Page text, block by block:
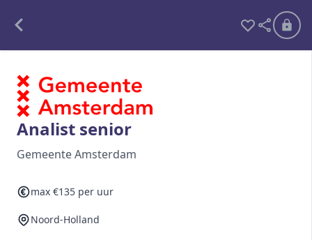
Freelance
Detachering
Interim opdrachten statistiek
Analist senior
Gemeente Amsterdam
max €135 per uur
Noord-Holland